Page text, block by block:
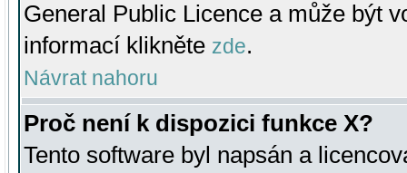
General Public Licence a může být
informací klikněte zde.
Návrat nahoru
Proč není k dispozici funkce X?
Tento software byl napsán a